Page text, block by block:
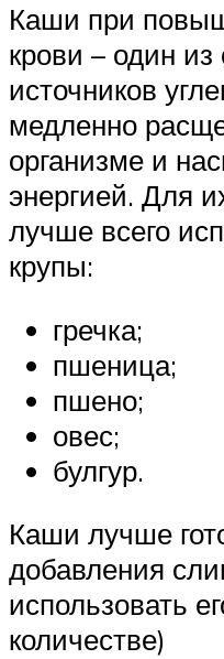
Каши при
крови – один
источников
медленно
организме и
энергией. Для
лучше всего
крупы:
гречка;
пшеница;
пшено;
овес;
булгур.
Каши лучше
добавления
использовать
количестве)